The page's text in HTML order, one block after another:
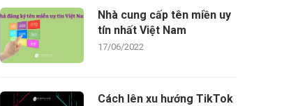
Nhà cung cấp tên miền uy
tín nhất Việt Nam
17/06/2022
Cách lên xu hướng TikTok